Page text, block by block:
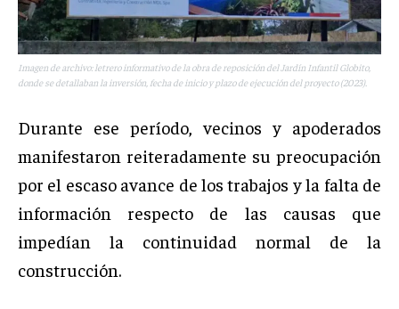
Imagen de archivo: letrero informativo de la obra de reposición del Jardín Infantil Globito,
donde se detallaban la inversión, fecha de inicio y plazo de ejecución del proyecto (2023).
Durante ese período, vecinos y apoderados
manifestaron reiteradamente su preocupación
por el escaso avance de los trabajos y la falta de
información respecto de las causas que
impedían la continuidad normal de la
construcción.